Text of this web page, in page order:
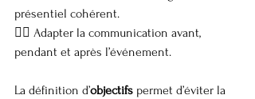
présentiel cohérent.
👉🏼 Adapter la communication avant,
pendant et après l’événement.
La définition d’objectifs permet d’éviter la